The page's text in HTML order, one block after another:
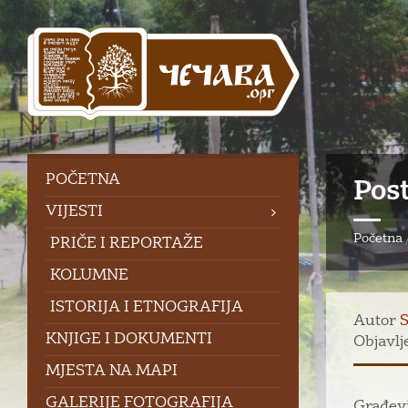
Skip
content
Skip
left
sidebar
Skip
footer
Početna
Autor
POČETNA
VIJESTI
PRIČE I REPORTAŽE
KOLUMNE
ISTORIJA I ETNOGRAFIJA
KNJIGE I DOKUMENTI
MJESTA NA MAPI
GALERIJE FOTOGRAFIJA